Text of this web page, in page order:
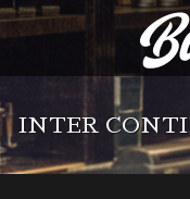
INTER